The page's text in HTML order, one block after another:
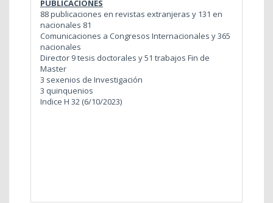
PUBLICACIONES
88 publicaciones en revistas extranjeras y 131 en
nacionales 81
Comunicaciones a Congresos Internacionales y 365
nacionales
Director 9 tesis doctorales y 51 trabajos Fin de
Master
3 sexenios de Investigación
3 quinquenios
Indice H 32 (6/10/2023)